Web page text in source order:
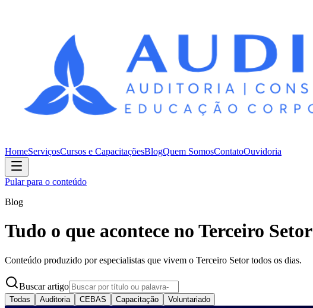
HomeServiçosCursos e CapacitaçõesBlogQuem SomosContatoOuvidoria
Pular para o conteúdo
Blog
Tudo o que acontece no Terceiro Setor
Conteúdo produzido por especialistas que vivem o Terceiro Setor todos os dias.
Buscar artigo
Todas Auditoria CEBAS Capacitação Voluntariado